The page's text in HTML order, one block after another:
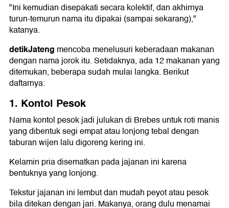
"Ini kemudian disepakati secara kolektif, dan akhirnya
turun-temurun nama itu dipakai (sampai sekarang),"
katanya.
detikJateng mencoba menelusuri keberadaan makanan
dengan nama jorok itu. Setidaknya, ada 12 makanan yang
ditemukan, beberapa sudah mulai langka. Berikut
daftarnya:
1. Kontol Pesok
Nama kontol pesok jadi julukan di Brebes untuk roti manis
yang dibentuk segi empat atau lonjong tebal dengan
taburan wijen lalu digoreng kering ini.
Kelamin pria disematkan pada jajanan ini karena
bentuknya yang lonjong.
Tekstur jajanan ini lembut dan mudah peyot atau pesok
bila ditekan dengan jari. Makanya, orang dulu menamai